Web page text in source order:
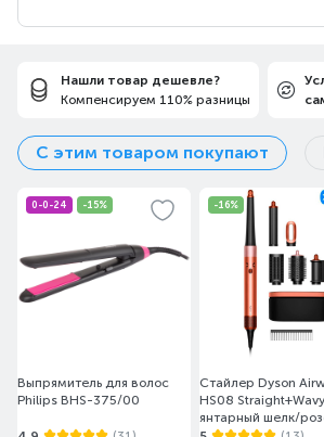
Нашли товар дешевле?
Компенсируем 110% разницы
С этим товаром покупают
0-0-24 -15%
Выпрямитель для волос
Philips BHS-375/00
-16%
Стайлер Dyson
HS08 Straight+Wavy
янтарный шелк/